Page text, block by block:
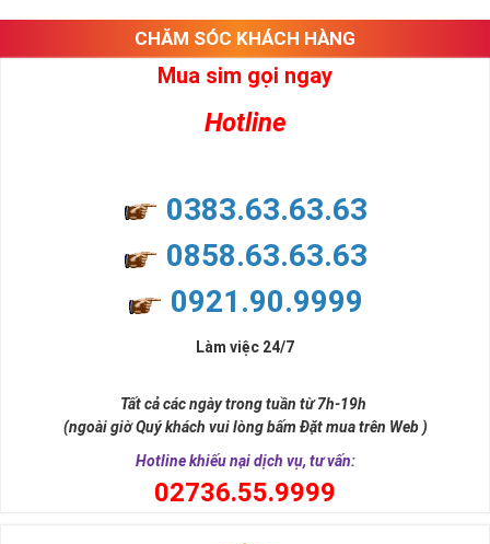
như sự sắp xếp của các con số trong sim.
Ý nghĩa sim tứ quý 2
nhiều thành công, thăng tiến hơn.
và tính hai mặt. Số 2 thúc giục chúng ta lựa chọn, dựa vào những
đời, nơi bạn phải đưa ra những quyết định quan trọng.
CHĂM SÓC KHÁCH HÀNG
Mua sim gọi ngay
Hotline
0383.63.63.63
0858.63.63.63
0921.90.9999
Làm việc 24/7
Tất cả các ngày trong tuần từ 7h-19h
(ngoài giờ Quý khách vui lòng bấm Đặt mua trên Web )
Hotline khiếu nại dịch vụ, tư vấn:
02736.55.9999